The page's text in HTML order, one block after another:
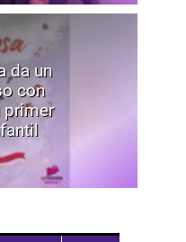
da un
con
primer